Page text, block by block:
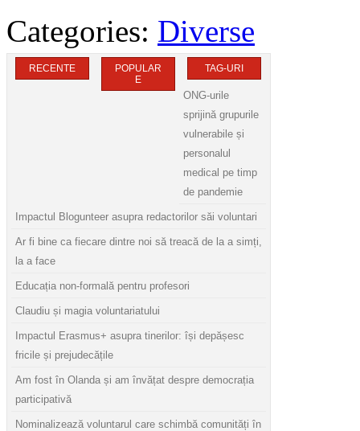
Categories: Diverse
RECENTE
POPULAR
E
TAG-URI
ONG-urile
sprijină grupurile
vulnerabile și
personalul
medical pe timp
de pandemie
Impactul Blogunteer asupra redactorilor săi voluntari
Ar fi bine ca fiecare dintre noi să treacă de la a simți,
la a face
Educația non-formală pentru profesori
Claudiu și magia voluntariatului
Impactul Erasmus+ asupra tinerilor: își depășesc
fricile și prejudecățile
Am fost în Olanda și am învățat despre democrația
participativă
Nominalizează voluntarul care schimbă comunități în